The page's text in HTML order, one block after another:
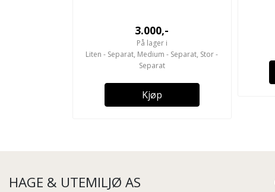
3.000,-
På lager i
Liten - Separat, Medium - Separat, Stor -
Separat
Kjøp
HAGE & UTEMILJØ AS